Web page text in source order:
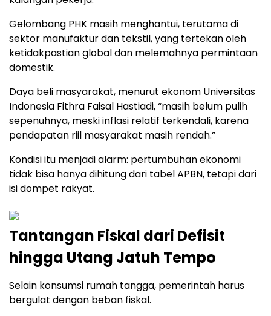
Gelombang PHK masih menghantui, terutama di
sektor manufaktur dan tekstil, yang tertekan oleh
ketidakpastian global dan melemahnya permintaan
domestik.
Daya beli masyarakat, menurut ekonom Universitas
Indonesia Fithra Faisal Hastiadi, “masih belum pulih
sepenuhnya, meski inflasi relatif terkendali, karena
pendapatan riil masyarakat masih rendah.”
Kondisi itu menjadi alarm: pertumbuhan ekonomi
tidak bisa hanya dihitung dari tabel APBN, tetapi dari
isi dompet rakyat.
Tantangan Fiskal dari Defisit
hingga Utang Jatuh Tempo
Selain konsumsi rumah tangga, pemerintah harus
bergulat dengan beban fiskal.